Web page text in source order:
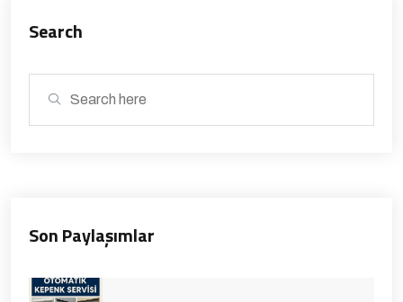
Search
Son Paylaşımlar